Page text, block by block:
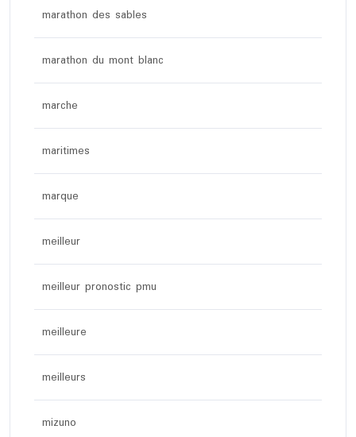
marathon des sables
marathon du mont blanc
marche
maritimes
marque
meilleur
meilleur pronostic pmu
meilleure
meilleurs
mizuno